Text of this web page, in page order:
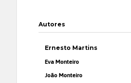
Autores
Ernesto Martins
Eva Monteiro
João Monteiro